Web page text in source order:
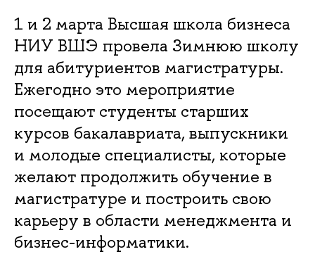
1 и 2 марта Высшая школа бизнеса
НИУ ВШЭ провела Зимнюю школу
для абитуриентов магистратуры.
Ежегодно это мероприятие
посещают студенты старших
курсов бакалавриата, выпускники
и молодые специалисты, которые
желают продолжить обучение в
магистратуре и построить свою
карьеру в области менеджмента и
бизнес-информатики.